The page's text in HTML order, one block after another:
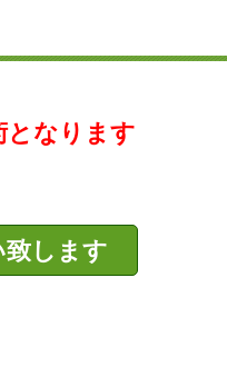
なります
致します